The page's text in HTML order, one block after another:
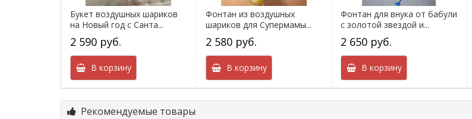
Букет воздушных шариков
на Новый год с Санта...
2 590 руб.
В корзину
Фонтан из воздушных
шариков для Супермамы...
2 580 руб.
В корзину
Фонтан для внука от бабули
с золотой звездой и...
2 650 руб.
В корзину
Рекомендуемые товары